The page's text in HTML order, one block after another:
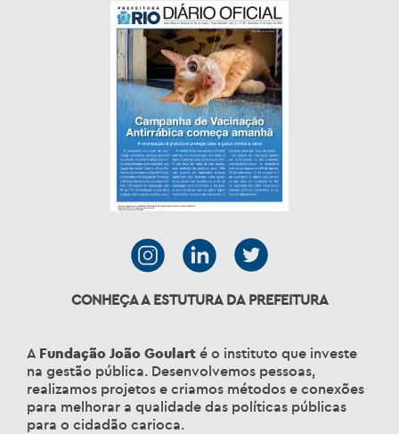
CONHEÇA A ESTUTURA DA PREFEITURA
A Fundação João Goulart é o instituto que investe
na gestão pública. Desenvolvemos pessoas,
realizamos projetos e criamos métodos e conexões
para melhorar a qualidade das políticas públicas
para o cidadão carioca.